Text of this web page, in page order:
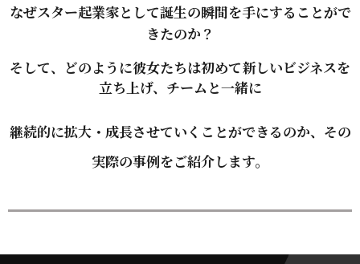
なぜスター起業家として誕生の瞬間を手にすることがで
きたのか？
そして、どのように彼女たちは初めて新しいビジネスを
立ち上げ、チームと一緒に
継続的に拡大・成長させていくことができるのか、その
実際の事例をご紹介します。